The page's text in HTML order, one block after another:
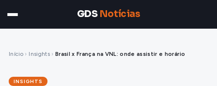
GDS Notícias
Início › Insights › Brasil x França na VNL: onde assistir e horário
INSIGHTS